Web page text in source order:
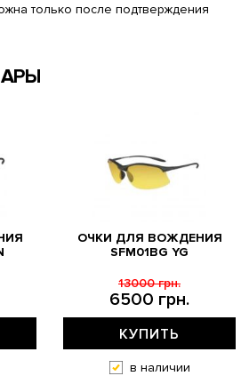
только после подтверждения
ОЧКИ ДЛЯ ВОЖДЕНИЯ
SFM01BG YG
6500 грн.
13000 грн.
КУПИТЬ
в наличии